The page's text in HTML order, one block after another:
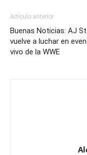
Artículo anterior
Buenas Noticias: AJ
vuelve a luchar en
vivo de la WWE